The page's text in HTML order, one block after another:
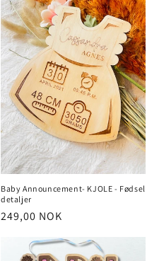
Baby Announcement- KJOLE - Fødsel
detaljer
Vanlig
249,00 NOK